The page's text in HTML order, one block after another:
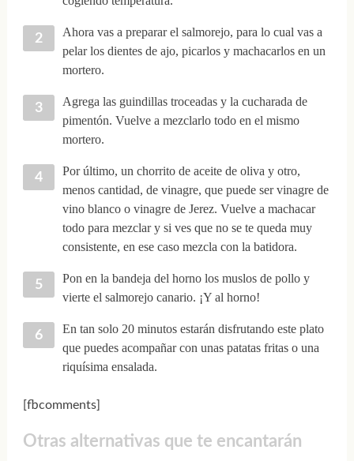
Ahora vas a preparar el salmorejo, para lo cual vas a
pelar los dientes de ajo, picarlos y machacarlos en un
mortero.
Agrega las guindillas troceadas y la cucharada de
pimentón. Vuelve a mezclarlo todo en el mismo
mortero.
Por último, un chorrito de aceite de oliva y otro,
menos cantidad, de vinagre, que puede ser vinagre de
vino blanco o vinagre de Jerez. Vuelve a machacar
todo para mezclar y si ves que no se te queda muy
consistente, en ese caso mezcla con la batidora.
Pon en la bandeja del horno los muslos de pollo y
vierte el salmorejo canario. ¡Y al horno!
En tan solo 20 minutos estarán disfrutando este plato
que puedes acompañar con unas patatas fritas o una
riquísima ensalada.
[fbcomments]
Otras alternativas que te encantarán